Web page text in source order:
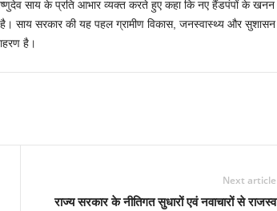
साय के प्रति आभार व्यक्त करते हुए कहा कि नए हैंडपंपों के खनन
साय सरकार की यह पहल ग्रामीण विकास, जनस्वास्थ्य और सुशासन
है।
Next article
राज्य सरकार के नीतिगत सुधारों एवं नवाचारों से राजस्व